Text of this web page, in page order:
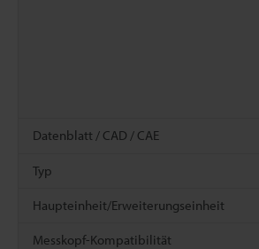
Datenblatt / CAD / CAE
Typ
Haupteinheit/Erweiterungseinheit
Messkopf-Kompatibilität